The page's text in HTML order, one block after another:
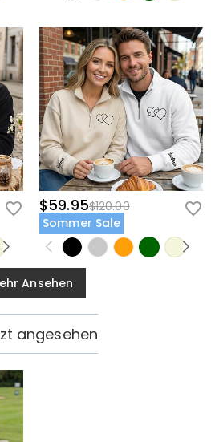
$59.95$120.00
Sommer Sale
Ansehen
angesehen